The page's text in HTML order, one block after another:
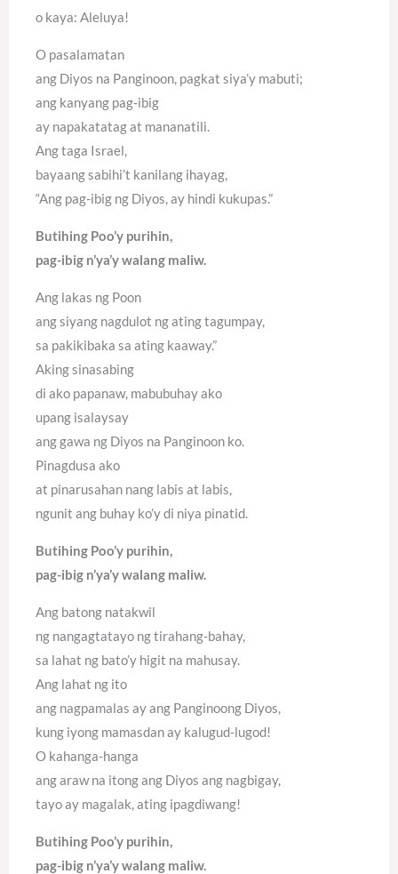
o kaya: Aleluya!
O pasalamatan
ang Diyos na Panginoon, pagkat siya’y mabuti;
ang kanyang pag-ibig
ay napakatatag at mananatili.
Ang taga Israel,
bayaang sabihi’t kanilang ihayag,
“Ang pag-ibig ng Diyos, ay hindi kukupas.”
Butihing Poo’y purihin,
pag-ibig n’ya’y walang maliw.
Ang lakas ng Poon
ang siyang nagdulot ng ating tagumpay,
sa pakikibaka sa ating kaaway.”
Aking sinasabing
di ako papanaw, mabubuhay ako
upang isalaysay
ang gawa ng Diyos na Panginoon ko.
Pinagdusa ako
at pinarusahan nang labis at labis,
ngunit ang buhay ko’y di niya pinatid.
Butihing Poo’y purihin,
pag-ibig n’ya’y walang maliw.
Ang batong natakwil
ng nangagtatayo ng tirahang-bahay,
sa lahat ng bato’y higit na mahusay.
Ang lahat ng ito
ang nagpamalas ay ang Panginoong Diyos,
kung iyong mamasdan ay kalugud-lugod!
O kahanga-hanga
ang araw na itong ang Diyos ang nagbigay,
tayo ay magalak, ating ipagdiwang!
Butihing Poo’y purihin,
pag-ibig n’ya’y walang maliw.